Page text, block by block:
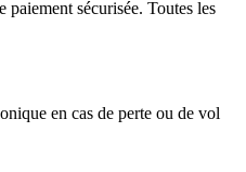
sécurisée. Toutes les
en cas de perte ou de vol